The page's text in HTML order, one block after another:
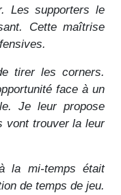
Les supporters le
Cette maîtrise
tirer les corners.
face à un
Je leur propose
vont trouver la leur
la mi-temps était
de temps de jeu.